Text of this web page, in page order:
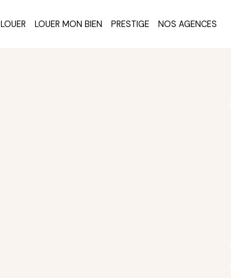
LOUER LOUER MON BIEN PRESTIGE NOS AGENCES